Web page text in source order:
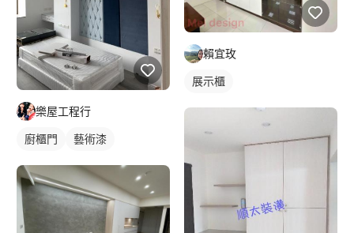
樂屋工程行
廚櫃門 藝術漆
賴宜玫
展示櫃